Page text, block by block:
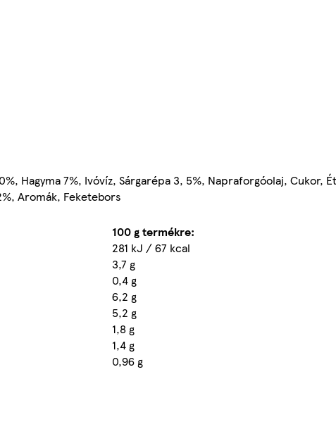
Hagyma 7%, Ivóvíz, Sárgarépa 3, 5%, Napraforgóolaj, Cukor,
Aromák, Feketebors
100 g termékre:
281 kJ / 67 kcal
3,7 g
0,4 g
6,2 g
5,2 g
1,8 g
1,4 g
0,96 g